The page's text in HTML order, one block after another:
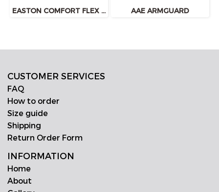
EASTON COMFORT FLEX ARMGUARD AAE ARMGUARD
CUSTOMER SERVICES
FAQ
How to order
Size guide
Shipping
Return Order Form
INFORMATION
Home
About